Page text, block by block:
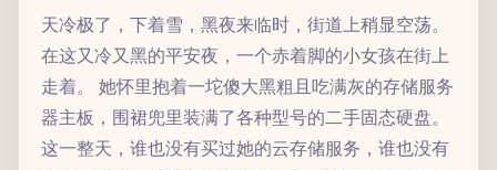
天冷极了，下着雪，黑夜来临时，街道上稍显空荡。
在这又冷又黑的平安夜，一个赤着脚的小女孩在街上
走着。 她怀里抱着一坨傻大黑粗且吃满灰的存储服务
器主板，围裙兜里装满了各种型号的二手固态硬盘。
这一整天，谁也没有买过她的云存储服务，谁也没有